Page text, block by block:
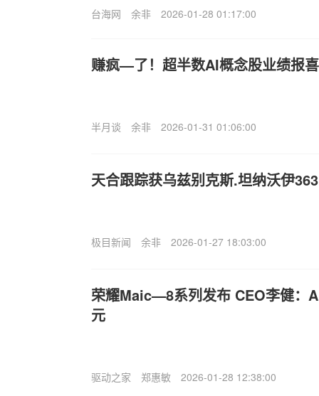
台海网 余非 2026-01-28 01:17:00
赚疯—了！超半数AI概念股业绩报
半月谈 余非 2026-01-31 01:06:00
天合跟踪获乌兹别克斯.坦纳沃伊
极目新闻 余非 2026-01-27 18:03:00
荣耀Maic—8系列发布 CEO李健：
元
驱动之家 郑惠敏 2026-01-28 12:38:00